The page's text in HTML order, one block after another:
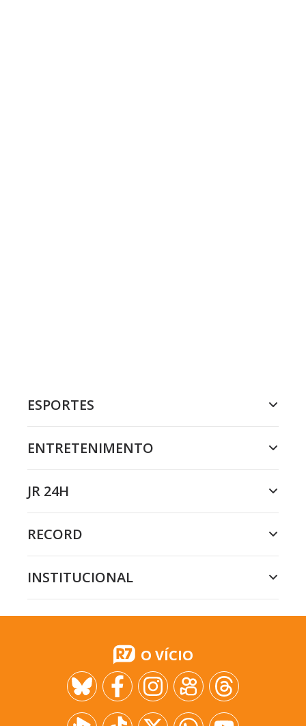
ESPORTES
ENTRETENIMENTO
JR 24H
RECORD
INSTITUCIONAL
O VÍCIO